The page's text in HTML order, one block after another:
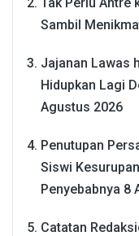
Sambil
Jajanan Lawas
Hidupkan Lagi
Agustus 2026
Penutupan
Siswi
Penyebabnya 8
Catatan